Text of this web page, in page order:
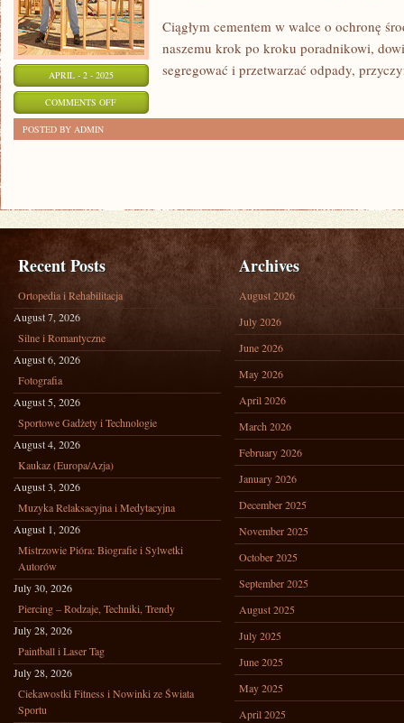
APRIL - 2 - 2025
COMMENTS OFFON
EFEKTYWNIE
RECYKLOWAĆ
ODPADY
Ciągłym cementem w walce o ochronę
naszemu krok po kroku poradnikowi,
segregować i przetwarzać odpady,
POSTED BY ADMIN
Recent Posts
Ortopedia i Rehabilitacja
August 7, 2026
Silne i Romantyczne
August 6, 2026
Fotografia
August 5, 2026
Sportowe Gadżety i Technologie
August 4, 2026
Kaukaz (Europa/Azja)
August 3, 2026
Muzyka Relaksacyjna i Medytacyjna
August 1, 2026
Mistrzowie Pióra: Biografie i Sylwetki
Autorów
July 30, 2026
Piercing – Rodzaje, Techniki, Trendy
July 28, 2026
Paintball i Laser Tag
July 28, 2026
Ciekawostki Fitness i Nowinki ze Świata
Sportu
Archives
August 2026
July 2026
June 2026
May 2026
April 2026
March 2026
February 2026
January 2026
December 2025
November 2025
October 2025
September 2025
August 2025
July 2025
June 2025
May 2025
April 2025